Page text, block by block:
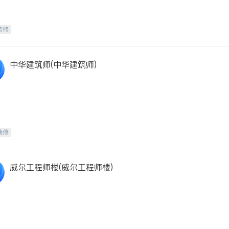
修
中华建筑师(中华建筑师)
修
威尔工程师楼(威尔工程师楼)